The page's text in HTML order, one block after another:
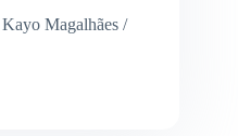
Magalhães /